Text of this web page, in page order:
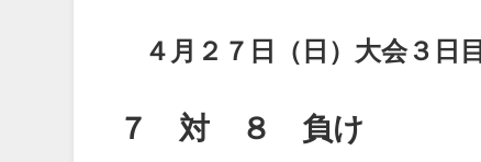
４月２７日（日）大会３日目
７ 対 ８ 負け